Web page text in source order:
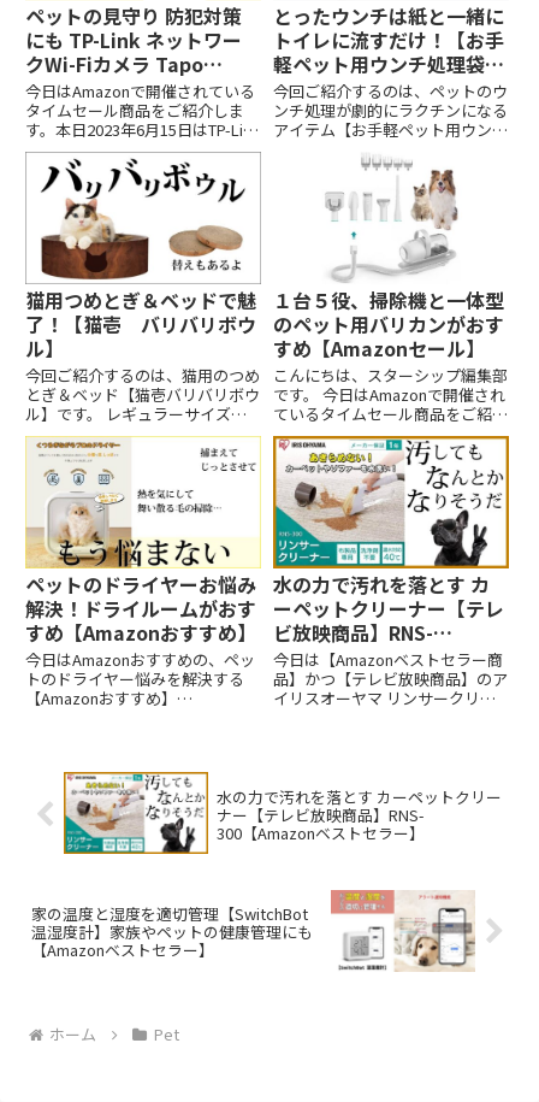
ペットの見守り 防犯対策
にも TP-Link ネットワー
クWi-Fiカメラ Tapo
C200【Amazonタイムセ
ール】
今日はAmazonで開催されている
タイムセール商品をご紹介しま
す。本日2023年6月15日はTP-Link
ネットワークWi-Fiカメラ Tapo
C200が29％オフと大変お買い得
です。
とったウンチは紙と一緒に
トイレに流すだけ！【お手
軽ペット用ウンチ処理袋ポ
イ太くん】
今回ご紹介するのは、ペットのウ
ンチ処理が劇的にラクチンになる
アイテム【お手軽ペット用ウンチ
たウンチは紙と一緒にトイレに流
せるので、衛生面でも安心です
猫用つめとぎ＆ベッドで魅
了！【猫壱 バリバリボウ
ル】
今回ご紹介するのは、猫用のつめ
とぎ＆ベッド【猫壱バリバリボウ
ル】です。 レギュラーサイズと
XLサイズはつめとぎの替えもあ
るのでコスパもいいですよ。
１台５役、掃除機と一体型
のペット用バリカンがおす
すめ【Amazonセール】
こんにちは、スターシップ編集部
です。 今日はAmazonで開催され
ているタイムセール商品をご紹介
します。本日2023年6月12日は、
Neabot ペット用 バリカンが32％
オフと大変お買い得です。 な
お、以下の表示価格は2023年6月
12日...
ペットのドライヤーお悩み
解決！ドライルームがおす
すめ【Amazonおすすめ】
今日はAmazonおすすめの、ペッ
トのドライヤー悩みを解決する
【Amazonおすすめ】
水の力で汚れを落とす カ
ーペットクリーナー【テレ
ビ放映商品】RNS-
300【Amazonベストセラ
ー】
今日は【Amazonベストセラー商
品】かつ【テレビ放映商品】のア
イリスオーヤマ リンサークリー
水の力で汚れを落とす カーペットクリー
ナー【テレビ放映商品】RNS-
300【Amazonベストセラー】
家の温度と湿度を適切管理【SwitchBot
温湿度計】家族やペットの健康管理にも
【Amazonベストセラー】
ホーム Pet